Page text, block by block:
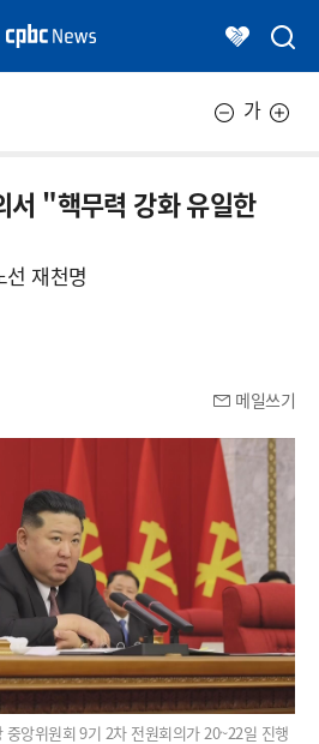
가
서 "핵무력 강화 유일한
선 재천명
메일쓰기
앙위원회 9기 2차 전원회의가 20~22일 진행